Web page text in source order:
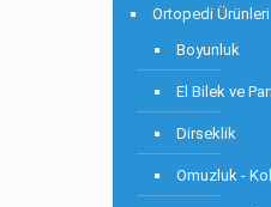
Ortopedi Ürünleri
Boyunluk
El Bilek ve
Dirseklik
Omuzluk - Kol